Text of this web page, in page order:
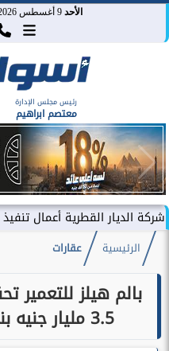
الأحد
رئيس مجلس الإدارة
معتصم ابراهيم
أعمال تنفيذ المرحلة
الرئيسية عقارات
بالم هيلز للتعمير
3.5 مليار جنيه بنهاية سبتمبر 2025